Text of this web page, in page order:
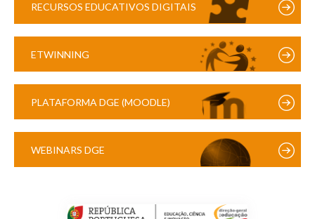
RECURSOS EDUCATIVOS DIGITAIS
ETWINNING
PLATAFORMA DGE (MOODLE)
WEBINARS DGE